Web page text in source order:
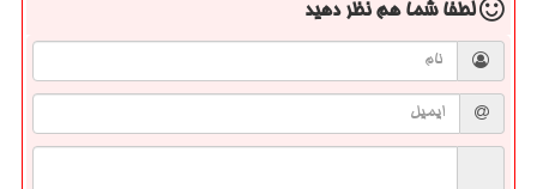
لطفا شما همنظر دهید